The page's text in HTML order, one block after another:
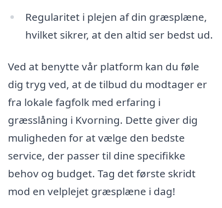
Regularitet i plejen af din græsplæne,
hvilket sikrer, at den altid ser bedst ud.
Ved at benytte vår platform kan du føle
dig tryg ved, at de tilbud du modtager er
fra lokale fagfolk med erfaring i
græsslåning i Kvorning. Dette giver dig
muligheden for at vælge den bedste
service, der passer til dine specifikke
behov og budget. Tag det første skridt
mod en velplejet græsplæne i dag!